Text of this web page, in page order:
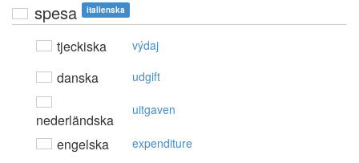
spesa italienska
tjeckiska výdaj
danska udgift
nederländska
uitgaven
engelska expenditure